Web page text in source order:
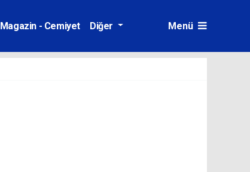
Magazin - Cemiyet Diğer Menü